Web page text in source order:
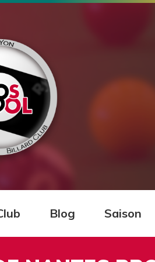
Blog Saison